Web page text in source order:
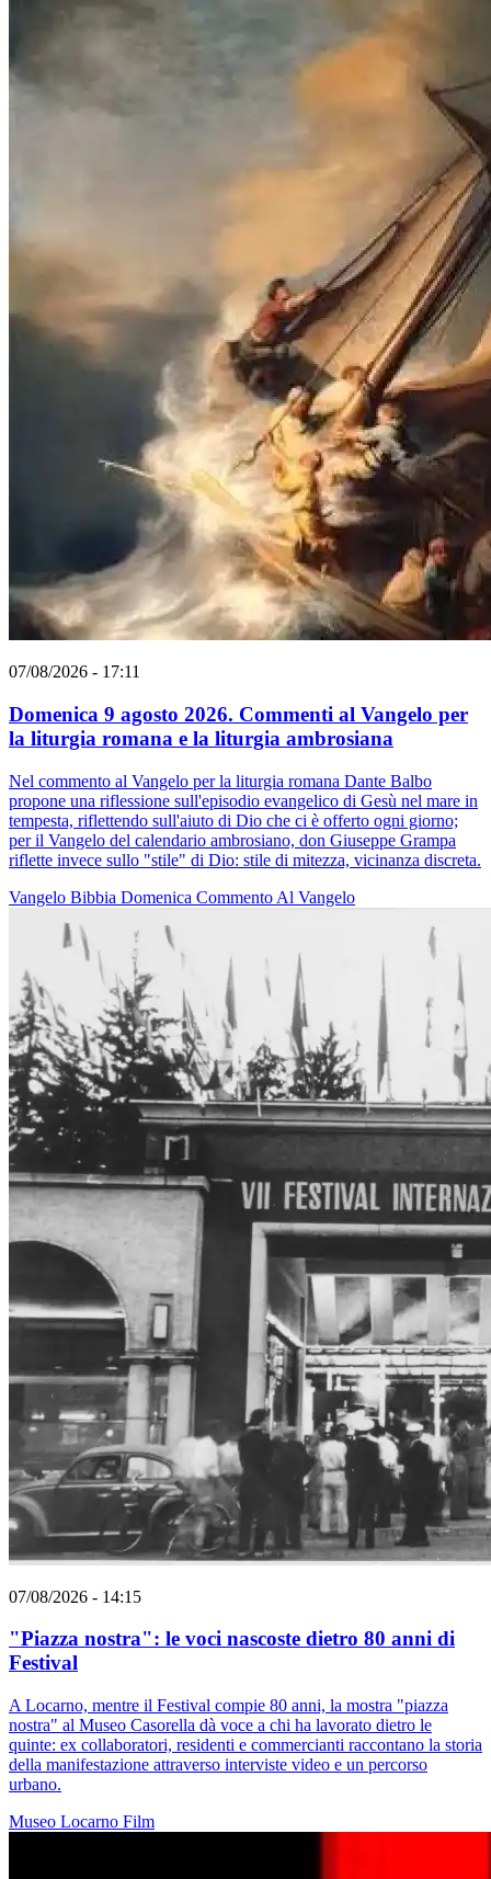
07/08/2026 - 17:11
Domenica 9 agosto 2026. Commenti al Vangelo per
la liturgia romana e la liturgia ambrosiana
Nel commento al Vangelo per la liturgia romana Dante Balbo
propone una riflessione sull'episodio evangelico di Gesù nel mare in
tempesta, riflettendo sull'aiuto di Dio che ci è offerto ogni giorno;
per il Vangelo del calendario ambrosiano, don Giuseppe Grampa
riflette invece sullo "stile" di Dio: stile di mitezza, vicinanza discreta.
Vangelo Bibbia Domenica Commento Al Vangelo
07/08/2026 - 14:15
"Piazza nostra": le voci nascoste dietro 80 anni di
Festival
A Locarno, mentre il Festival compie 80 anni, la mostra "piazza
nostra" al Museo Casorella dà voce a chi ha lavorato dietro le
quinte: ex collaboratori, residenti e commercianti raccontano la storia
della manifestazione attraverso interviste video e un percorso
urbano.
Museo Locarno Film